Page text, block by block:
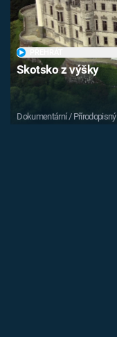
Skotsko z výšky
Dokumentární / Přírodopisný